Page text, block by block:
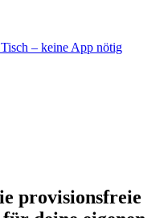
– keine App nötig
provisionsfreie